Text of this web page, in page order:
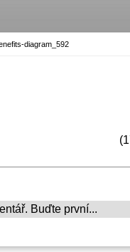
diagram_592
Buďte první...